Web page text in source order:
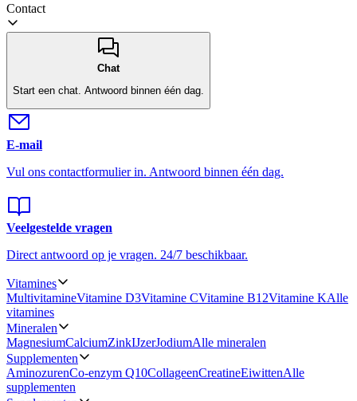
Contact
Chat
Start een chat. Antwoord binnen één dag.
E-mail
Vul ons contactformulier in. Antwoord binnen één dag.
Veelgestelde vragen
Direct antwoord op je vragen. 24/7 beschikbaar.
Vitamines
MultivitamineVitamine D3Vitamine CVitamine B12Vitamine KAlle
vitamines
Mineralen
MagnesiumCalciumZinkIJzerJodiumAlle mineralen
Supplementen
AminozurenCo-enzym Q10CollageenCreatineEiwittenAlle
supplementen